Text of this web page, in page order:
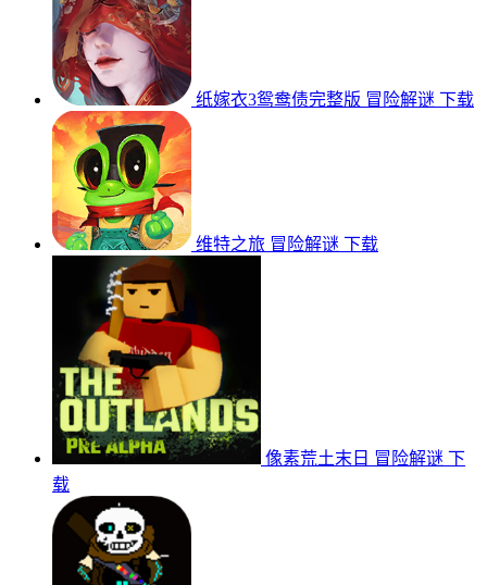
纸嫁衣3鸳鸯债完整版 冒险解谜 下载
维特之旅 冒险解谜 下载
像素荒土末日 冒险解谜 下
载